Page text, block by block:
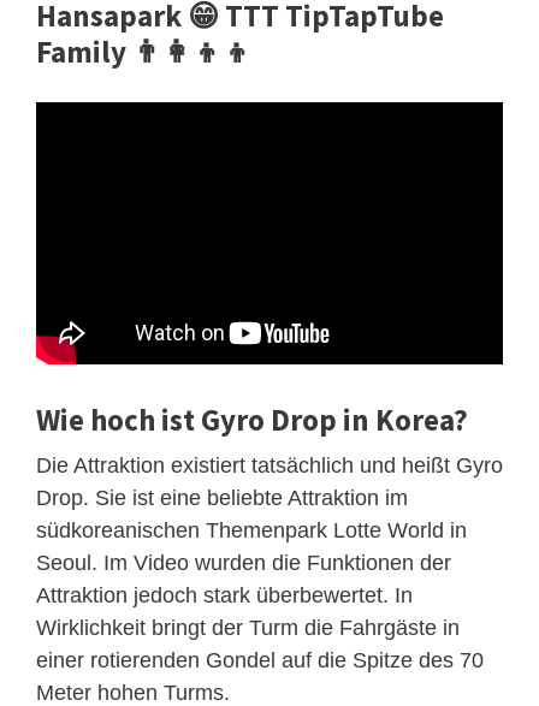
Hansapark 😁 TTT TipTapTube
Family 👨‍👩‍👦‍👦
Wie hoch ist Gyro Drop in Korea?
Die Attraktion existiert tatsächlich und heißt Gyro
Drop. Sie ist eine beliebte Attraktion im
südkoreanischen Themenpark Lotte World in
Seoul. Im Video wurden die Funktionen der
Attraktion jedoch stark überbewertet. In
Wirklichkeit bringt der Turm die Fahrgäste in
einer rotierenden Gondel auf die Spitze des 70
Meter hohen Turms.